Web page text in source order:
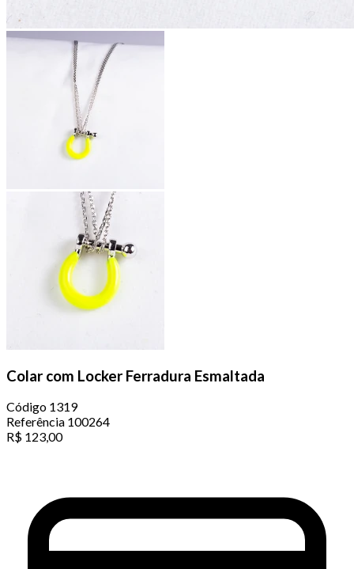
Colar com Locker Ferradura Esmaltada
Código 1319
Referência 100264
R$ 123,00